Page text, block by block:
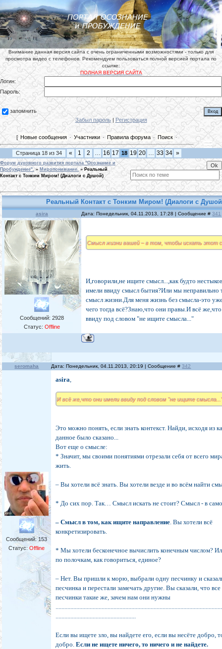
Внимание данная версия сайта с очень ограниченными возможностями - только для
просмотра видео с телефонов. Рекомендуем пользоваться полной версией портала по
ссылке:
ПОЛНАЯ ВЕРСИЯ САЙТА
Логин:
Пароль:
запомнить
Забыл пароль| Регистрация
[ Новые сообщения · Участники · Правила форума · Поиск·
Страница 18 из 34 « 1 2 … 16 17 18 19 20 … 33 34 »
Форум духовного развития портала "Осознание и
Пробуждение". » Миропонимание. » Реальный
Контакт с Тонким Миром! (Диалоги с Душой)
Реальный Контакт с Тонким Миром! (Диалоги с
asira Дата: Понедельник, 04.11.2013, 17:28 | Сообщение #341
Сообщений: 2928
Статус: Offline
Смысл жизни вашей – в том, чтобы искать этот
И,говорили,не ищите смысл...,как будто
имели ввиду смысл бытия?Или мы неправильно
смысл жизни.Для меня жизнь без смысла-это
чего тогда всё?Знаю,что они правы.И всё
ввиду под словом "не ищите смысла..."
seromaha Дата: Понедельник, 04.11.2013, 20:19 | Сообщение #342
Сообщений: 153
Статус:Offline
asira,
И всё же,что они имели ввиду под словом "не ищите
Это можно понять, если знать контекст. Найди, исходя из
данное было сказано...
Вот еще о смысле:
* Значит, мы своими понятиями отрезали себя от всего
жить.
– Вы хотели всё знать. Вы хотели везде и во всём найти
* До сих пор. Так… Смысл искать не стоит? Смысл - в
– Смысл в том, как ищите направление. Вы хотели всё
конкретизировать.
* Мы хотели бесконечное вычислить конечным числом?
по полочкам, как говориться, единое?
– Нет. Вы пришли к морю, выбрали одну песчинку и
песчинка и перестали замечать другие. Вы сказали, что
песчинки такие же, зачем нам они нужны
......................................................
Если вы ищете зло, вы найдете его, если вы несёте добро,
добро. Если не ищете ничего, то ничего и не найдете.